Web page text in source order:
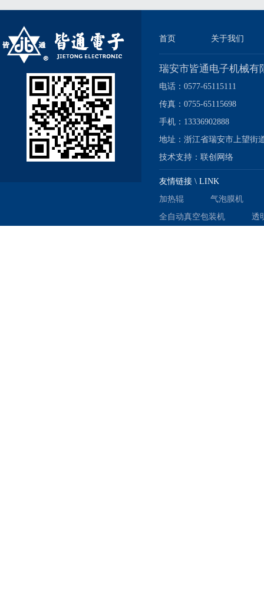
首页 关于我们
瑞安市皆通电子机械有
电话：0577-65115111
传真：0755-65115698
手机：13336902888
地址：浙江省瑞安市上望街
技术支持： 联创网络
友情链接 \ LINK
加热辊
气泡膜机
全自动真空包装机
透